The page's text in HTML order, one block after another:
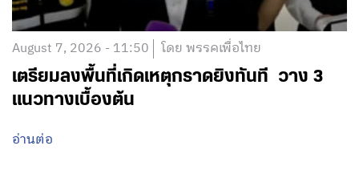
August 7, 2026 - 11:50 โดย พรรคเพื่อไทย
เตรียมลงพื้นที่เกิดเหตุกราดยิงทันที วาง 3
แนวทางเบื้องต้น
อ่านต่อ